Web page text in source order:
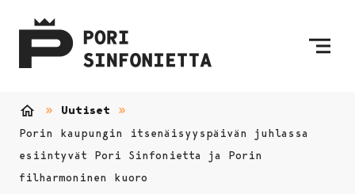
Uutiset
Porin kaupungin itsenäisyyspäivän juhlassa
esiintyvät Pori Sinfonietta ja Porin
filharmoninen kuoro